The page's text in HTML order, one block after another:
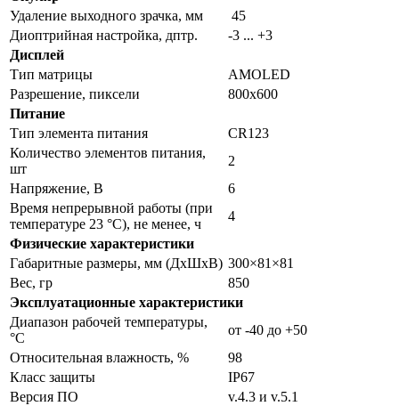
Удаление выходного зрачка, мм
45
Диоптрийная настройка, дптр.
-3 ... +3
Дисплей
Тип матрицы
AMOLED
Разрешение, пиксели
800x600
Питание
Тип элемента питания
CR123
Количество элементов питания,
шт
2
Напряжение, В
6
Время непрерывной работы (при
температуре 23 °С), не менее, ч
4
Физические характеристики
Габаритные размеры, мм (ДхШхВ) 300×81×81
Вес, гр
850
Эксплуатационные характеристики
Диапазон рабочей температуры,
°С
от -40 до +50
Относительная влажность, %
98
Класс защиты
IP67
Версия ПО
v.4.3 и v.5.1